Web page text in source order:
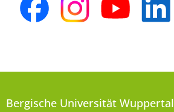
Bergische Universität Wuppertal